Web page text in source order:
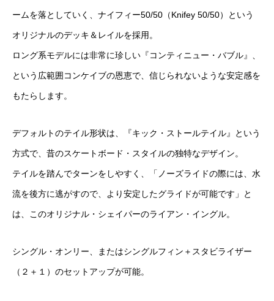
ームを落としていく、ナイフィー50/50（Knifey 50/50）という
オリジナルのデッキ＆レイルを採用。
ロング系モデルには非常に珍しい『コンティニュー・バブル』、
という広範囲コンケイブの恩恵で、信じられないような安定感を
もたらします。
デフォルトのテイル形状は、『キック・ストールテイル』という
方式で、昔のスケートボード・スタイルの独特なデザイン。
テイルを踏んでターンをしやすく、「ノーズライドの際には、水
流を後方に逃がすので、より安定したグライドが可能です」と
は、このオリジナル・シェイパーのライアン・イングル。
シングル・オンリー、またはシングルフィン＋スタビライザー
（２＋１）のセットアップが可能。